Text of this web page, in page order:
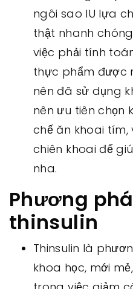
ngôi sao IU lựa
thật nhanh
việc phải tính
thực phẩm được
nên đã sử dụng
nên ưu tiên chọn
chế ăn khoai
chiên khoai để
nha.
Phương
thinsulin
Thinsulin là
khoa học, mới